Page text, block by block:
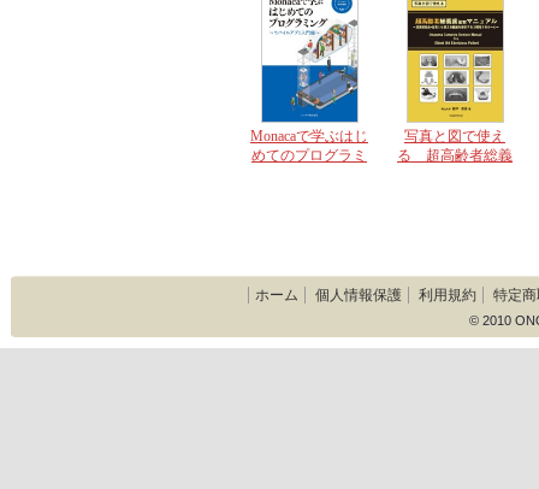
Monacaで学ぶはじ
めてのプログラミ
写真と図で使え
る 超高齢者総義
ホーム 個人情報保護 利用規約 特定
© 2010